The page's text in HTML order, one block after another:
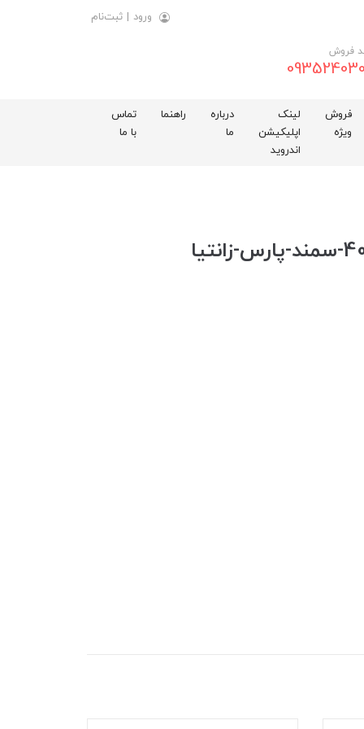
ورود | ثبت‌نام
فروش
فروش
ویژه
لینک
اپلیکیشن
اندروید
درباره
ما
راهنما
تماس
با ما